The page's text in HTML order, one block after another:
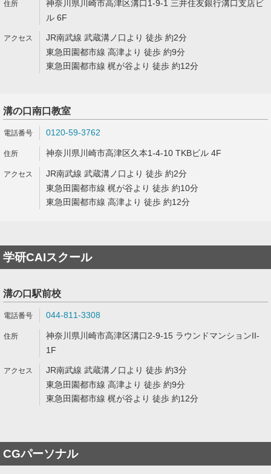
神奈川県川崎市高津区溝口1-9-1 三井住友銀行溝口支店ビ
ル 6F
JR南武線 武蔵溝ノ口より 徒歩 約2分
東急田園都市線 高津より 徒歩 約9分
東急田園都市線 梶が谷より 徒歩 約12分
溝の口南口教室
0120-59-3762
神奈川県川崎市高津区久本1-4-10 TKBビル 4F
JR南武線 武蔵溝ノ口より 徒歩 約2分
東急田園都市線 梶が谷より 徒歩 約10分
東急田園都市線 高津より 徒歩 約12分
学研CAIスクール
溝の口駅前校
044-811-3308
神奈川県川崎市高津区溝口2-9-15 ラウンドマンションII-
1F
JR南武線 武蔵溝ノ口より 徒歩 約3分
東急田園都市線 高津より 徒歩 約9分
東急田園都市線 梶が谷より 徒歩 約12分
CGパーソナル